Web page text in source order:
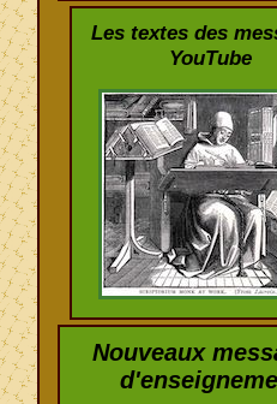
Les textes des
YouTube
Nouveaux